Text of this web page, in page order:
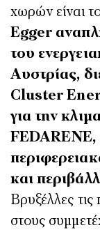
χωρών είναι
Egger
του
Αυστρίας,
Cluster
για την
και
Βρυξέλλες
στους